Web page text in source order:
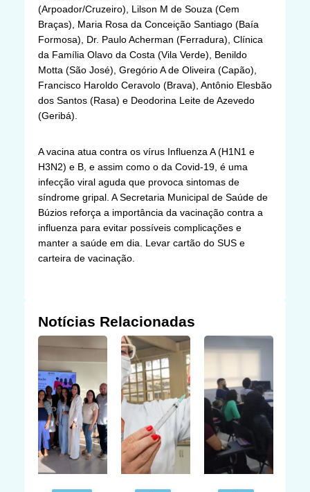
(Arpoador/Cruzeiro), Lilson M de Souza (Cem
Braças), Maria Rosa da Conceição Santiago (Baía
Formosa), Dr. Paulo Acherman (Ferradura), Clínica
da Família Olavo da Costa (Vila Verde), Benildo
Motta (São José), Gregório A de Oliveira (Capão),
Francisco Haroldo Ceravolo (Brava), Antônio Elesbão
dos Santos (Rasa) e Deodorina Leite de Azevedo
(Geribá).
A vacina atua contra os vírus Influenza A (H1N1 e
H3N2) e B, e assim como o da Covid-19, é uma
infecção viral aguda que provoca sintomas de
síndrome gripal. A Secretaria Municipal de Saúde de
Búzios reforça a importância da vacinação contra a
influenza para evitar possíveis complicações e
manter a saúde em dia. Levar cartão do SUS e
carteira de vacinação.
Notícias Relacionadas